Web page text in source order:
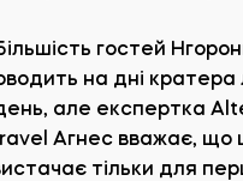
гостей
на дні кратера
але експертка
Агнес вважає, що
тільки для